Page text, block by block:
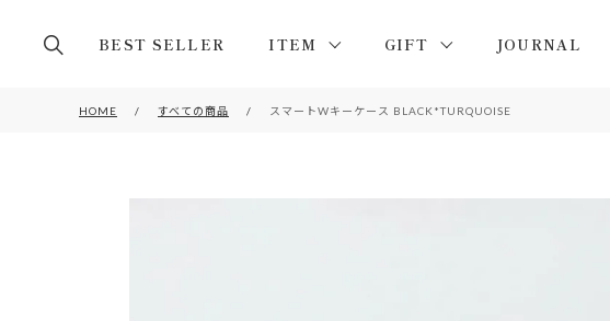
BEST SELLER ITEM GIFT JOURNAL
HOME すべての商品 スマートWキーケース BLACK*TURQUOISE